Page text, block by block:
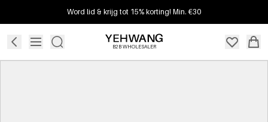
Word lid & krijg tot 15% korting! Min. €30
B2B WHOLESALER